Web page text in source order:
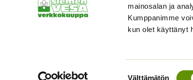
mainosalan ja
Kumppanimme
kun olet käyttänyt
Välttämätön
© Siemenvesa